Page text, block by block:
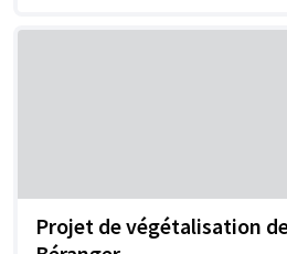
Projet de végétalisation